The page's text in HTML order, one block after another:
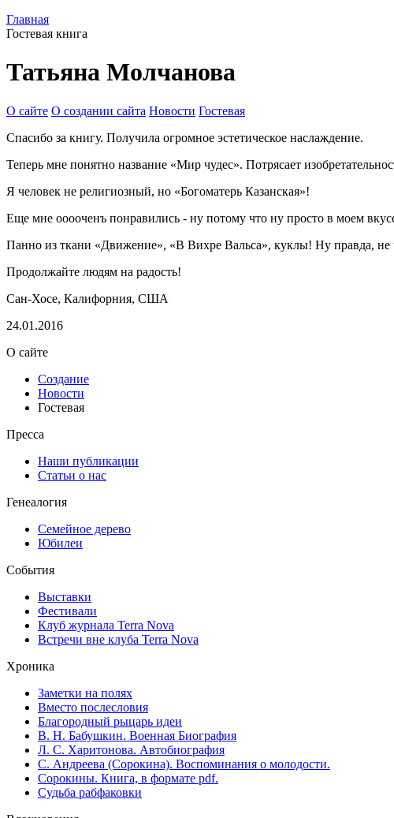
Главная
Гостевая книга
Татьяна Молчанова
О сайте О создании сайта Новости Гостевая
Спасибо за книгу. Получила огромное эстетическое наслаждение.
Теперь мне понятно название «Мир чудес». Потрясает
Я человек не религиозный, но «Богоматерь Казанская»!
Еще мне ооооченъ понравились - ну потому что ну просто в моем
Панно из ткани «Движение», «В Вихре Вальса», куклы! Ну правда, не
Продолжайте людям на радость!
Сан-Хосе, Калифорния, США
24.01.2016
О сайте
Создание
Новости
Гостевая
Пресса
Наши публикации
Статьи о нас
Генеалогия
Семейное дерево
Юбилеи
События
Выставки
Фестивали
Клуб журнала Terra Nova
Встречи вне клуба Terra Nova
Хроника
Заметки на полях
Вместо послесловия
Благородный рыцарь идеи
В. Н. Бабушкин. Военная Биография
Л. С. Харитонова. Автобиография
С. Андреева (Сорокина). Воспоминания о молодости.
Сорокины. Книга, в формате pdf.
Судьба рабфаковки